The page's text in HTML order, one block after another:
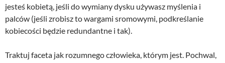
jesteś kobietą, jeśli do wymiany dysku używasz myślenia i
palców (jeśli zrobisz to wargami sromowymi, podkreślanie
kobiecości będzie redundantne i tak).
Traktuj faceta jak rozumnego człowieka, którym jest. Pochwal,